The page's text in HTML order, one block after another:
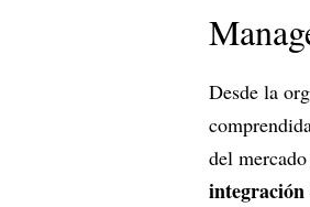
Desde la
del